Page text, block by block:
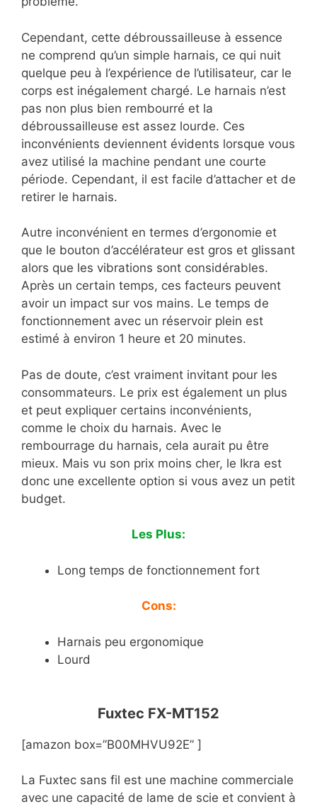
Cependant, cette débroussailleuse à essence
ne comprend qu’un simple harnais, ce qui nuit
quelque peu à l’expérience de l’utilisateur, car le
corps est inégalement chargé. Le harnais n’est
pas non plus bien rembourré et la
débroussailleuse est assez lourde. Ces
inconvénients deviennent évidents lorsque vous
avez utilisé la machine pendant une courte
période. Cependant, il est facile d’attacher et de
retirer le harnais.
Autre inconvénient en termes d’ergonomie et
que le bouton d’accélérateur est gros et glissant
alors que les vibrations sont considérables.
Après un certain temps, ces facteurs peuvent
avoir un impact sur vos mains. Le temps de
fonctionnement avec un réservoir plein est
estimé à environ 1 heure et 20 minutes.
Pas de doute, c’est vraiment invitant pour les
consommateurs. Le prix est également un plus
et peut expliquer certains inconvénients,
comme le choix du harnais. Avec le
rembourrage du harnais, cela aurait pu être
mieux. Mais vu son prix moins cher, le Ikra est
donc une excellente option si vous avez un petit
budget.
Les Plus:
Long temps de fonctionnement fort
Cons:
Harnais peu ergonomique
Lourd
Fuxtec FX-MT152
[amazon box=”B00MHVU92E” ]
La Fuxtec sans fil est une machine commerciale
avec une capacité de lame de scie et convient à